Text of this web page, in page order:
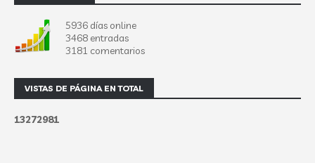
5936 días online
3468 entradas
3181 comentarios
VISTAS DE PÁGINA EN TOTAL
13272981